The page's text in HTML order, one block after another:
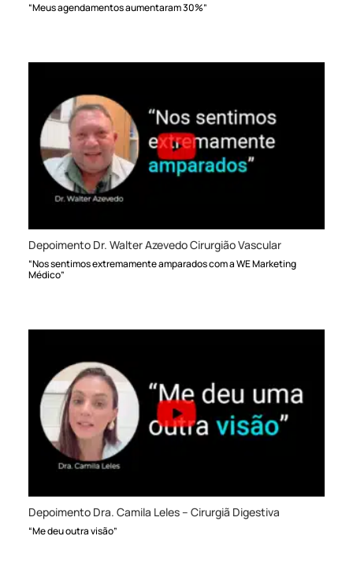
“Meus agendamentos aumentaram 30%”
Depoimento Dr. Walter Azevedo Cirurgião Vascular
“Nos sentimos extremamente amparados com a WE Marketing
Médico”
Depoimento Dra. Camila Leles – Cirurgiã Digestiva
“Me deu outra visão”